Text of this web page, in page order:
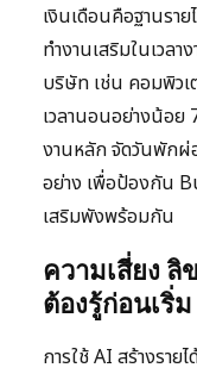
เงินเดือนคือฐานรา
ทำงานเสริมในเวลา
บริษัท เช่น คอมพิว
เวลานอนอย่างน้อย
งานหลัก จัดวันพักผ่
อย่าง เพื่อป้องกัน
เสริมพังพร้อมกัน
ความเสี่ยง ลิ
ต้องรู้ก่อนเริ่ม
การใช้ AI สร้างรา